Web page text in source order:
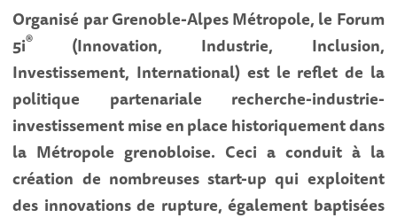
Organisé par Grenoble-Alpes Métropole, le Forum
5i®
(Innovation, Industrie, Inclusion,
Investissement, International) est le reflet de la
politique partenariale recherche-industrie-
investissement mise en place historiquement dans
la Métropole grenobloise. Ceci a conduit à la
création de nombreuses start-up qui exploitent
des innovations de rupture, également baptisées